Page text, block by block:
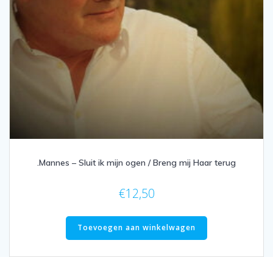
.Mannes – Sluit ik mijn ogen / Breng mij Haar terug
€12,50
Toevoegen aan winkelwagen